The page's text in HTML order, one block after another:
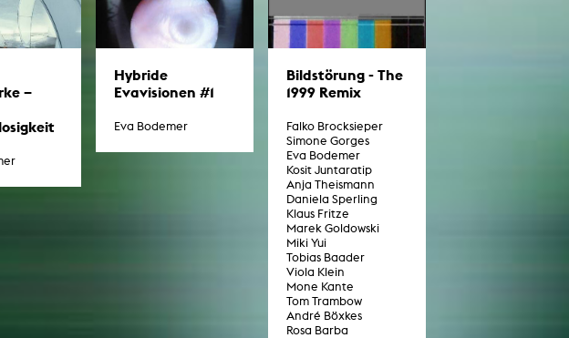
–
Hybride
Evavisionen #1
Eva Bodemer
Bildstörung - The
1999 Remix
Falko Brocksieper
Simone Gorges
Eva Bodemer
Kosit Juntaratip
Anja Theismann
Daniela Sperling
Klaus Fritze
Marek Goldowski
Miki Yui
Tobias Baader
Viola Klein
Mone Kante
Tom Trambow
André Böxkes
Rosa Barba